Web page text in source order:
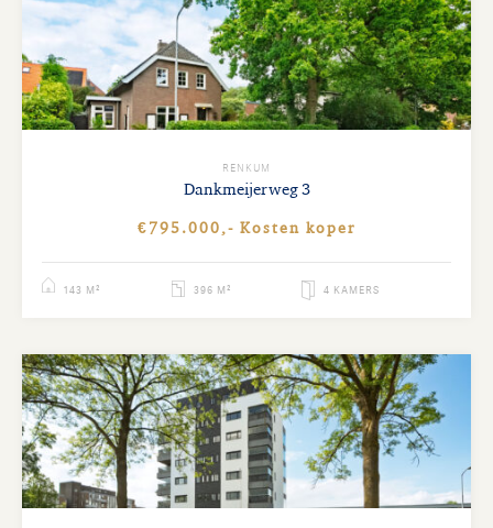
RENKUM
Dankmeijerweg3
€795.000,- Kosten koper
143 M² 396 M² 4 KAMERS